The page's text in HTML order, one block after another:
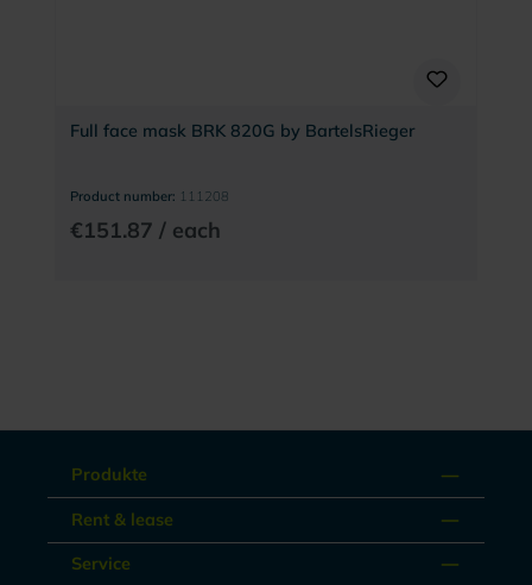
Full face mask BRK 820G by BartelsRieger
Product number: 111208
€151.87 / each
Produkte
Rent & lease
Service